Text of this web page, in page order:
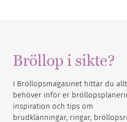
Bröllop i sikte?
I Bröllopsmagasinet hittar du
behöver inför er
inspiration och tips om
brudklänningar, ringar,